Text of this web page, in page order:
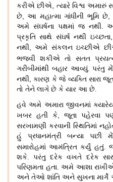
કરીએ છીએ, ત્યારે વિશ્વ અમારું
છે,આ મહાત્મા ગાંધીની ભૂમિ છે,
અમે સંઘર્ષના પક્ષમાં જ નથી.
પ્રકૃતિ સાથે સંઘર્ષ નથી ઇચ્છતા
નથી,અમે સંકલન ઇચ્છીએ
ભજવી શકીએ તો
સતત
ગરીબીમાંથી બહાર આવ્યું.પરંતુ મેં
નથી,કારણ કે જે વ્યક્તિ સારા
તો તેને લાગે છે કે યાર આ છે.
હવે અમે અમારા જીવનમાં ક્યારેય
ખબર હતી કે, જૂતા પહેરવા
સરખામણી કરવાની સ્થિતિમાં
હું પ્રધાનમંત્રી બન્યા પછી
સમારોહમાં આમંત્રિત કર્યું
શકે.પરંતુ દરેક વખતે દરેક સારા
પરિણમતા હતા. અમે આશા
અને તેઓ શાંતિ અને સુખના માર્ગે